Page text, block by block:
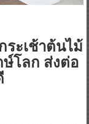
ระเช้าต้นไม้
โลก ส่งต่อ